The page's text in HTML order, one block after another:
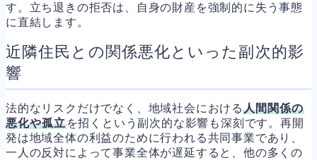
す。立ち退きの拒否は、自身の財産を強制的に失う事態
に直結します。
近隣住民との関係悪化といった副次的影
響
法的なリスクだけでなく、地域社会における人間関係の
悪化や孤立を招くという副次的な影響も深刻です。再開
発は地域全体の利益のために行われる共同事業であり、
一人の反対によって事業全体が遅延すると、他の多くの